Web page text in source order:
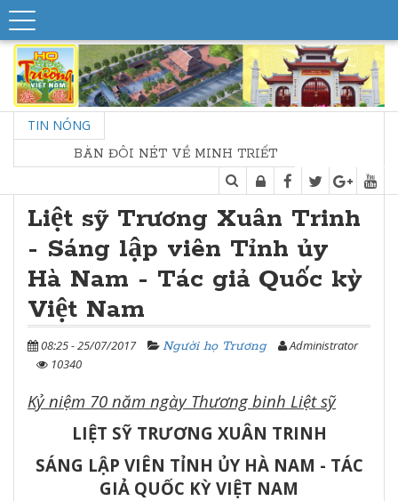
TIN NÓNG
BÀN ĐÔI NÉT VỀ MINH TRIẾT NHÀ THỜ HỌ
Liệt sỹ Trương Xuân Trinh
- Sáng lập viên Tỉnh ủy
Hà Nam - Tác giả Quốc kỳ
Việt Nam
08:25 - 25/07/2017 Người họ Trương
Administrator
10340
Kỷ niệm 70 năm ngày Thương binh Liệt sỹ
LIỆT SỸ TRƯƠNG XUÂN TRINH
SÁNG LẬP VIÊN TỈNH ỦY HÀ NAM - TÁC
GIẢ QUỐC KỲ VIỆT NAM